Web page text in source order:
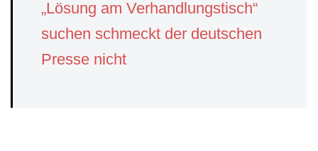
„Lösung am Verhandlungstisch“
suchen schmeckt der deutschen
Presse nicht